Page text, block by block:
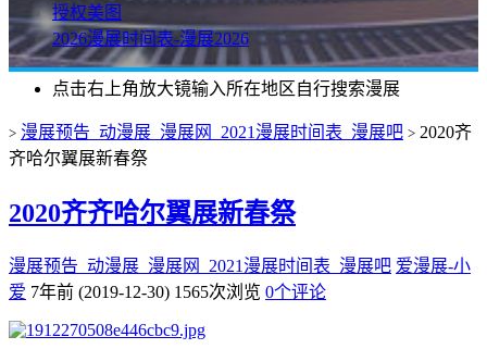
授权美图
2026漫展时间表-漫展2026
点击右上角放大镜输入所在地区自行搜索漫展
> 漫展预告_动漫展_漫展网_2021漫展时间表_漫展吧 > 2020齐
齐哈尔翼展新春祭
2020齐齐哈尔翼展新春祭
漫展预告_动漫展_漫展网_2021漫展时间表_漫展吧 爱漫展-小
爱 7年前 (2019-12-30) 1565次浏览 0个评论